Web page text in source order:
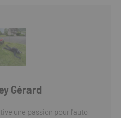
Gérard
une passion pour l'auto